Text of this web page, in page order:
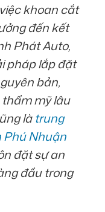
khoan cắt
đến kết
Phát Auto,
pháp lắp đặt
bản,
mỹ lâu
làtrung
Phú Nhuận
đặt sự an
đầu trong